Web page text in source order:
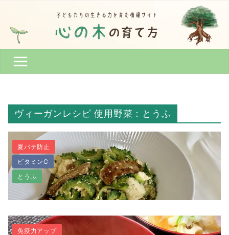
ヴィーガンレシピ 使用野菜：とうふ
夏バテ防止
ビタミンC
とうふ
免疫力アップ